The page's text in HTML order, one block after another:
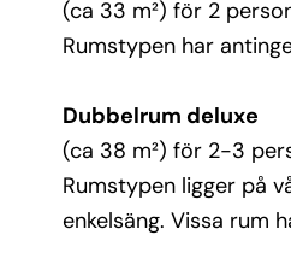
(ca 33 m²) för 2
Rumstypen har
Dubbelrum deluxe
(ca 38 m²) för 2-3
Rumstypen ligger på
enkelsäng. Vissa rum